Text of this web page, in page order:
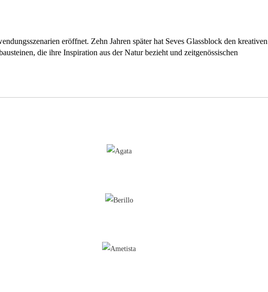
eröffnet. Zehn Jahren später hat Seves Glassblock den kreativen
die ihre Inspiration aus der Natur bezieht und zeitgenössischen
neuer Farb- und Gestaltungsharmonie zu bereichern:
die in der geometrischen Sprache des Glasbausteins bisher fehlten.Diese